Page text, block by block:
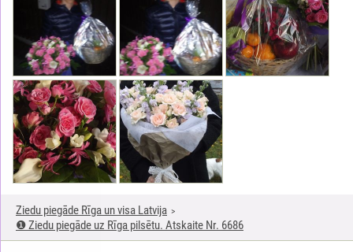
Ziedu piegāde Rīga un visa Latvija
❶ Ziedu piegāde uz Rīga pilsētu. Atskaite Nr. 6686